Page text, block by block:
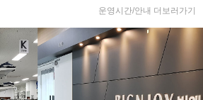
운영시간/안내 더보러가기